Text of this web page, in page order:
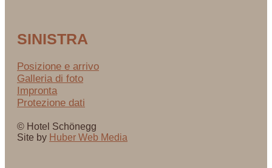
SINISTRA
Posizione e arrivo
Galleria di foto
Impronta
Protezione dati
© Hotel Schönegg
Site by Huber Web Media